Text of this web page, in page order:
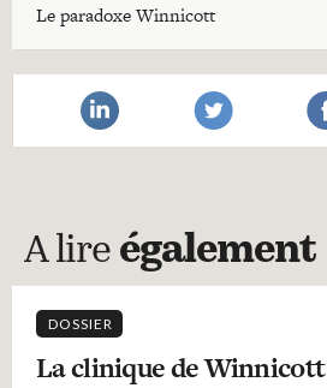
Le paradoxe Winnicott
A lire également
DOSSIER
La clinique de Winnicott